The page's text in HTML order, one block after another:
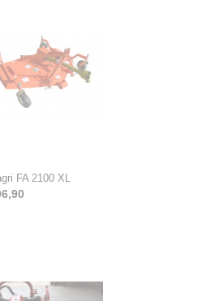
FA 2100 XL